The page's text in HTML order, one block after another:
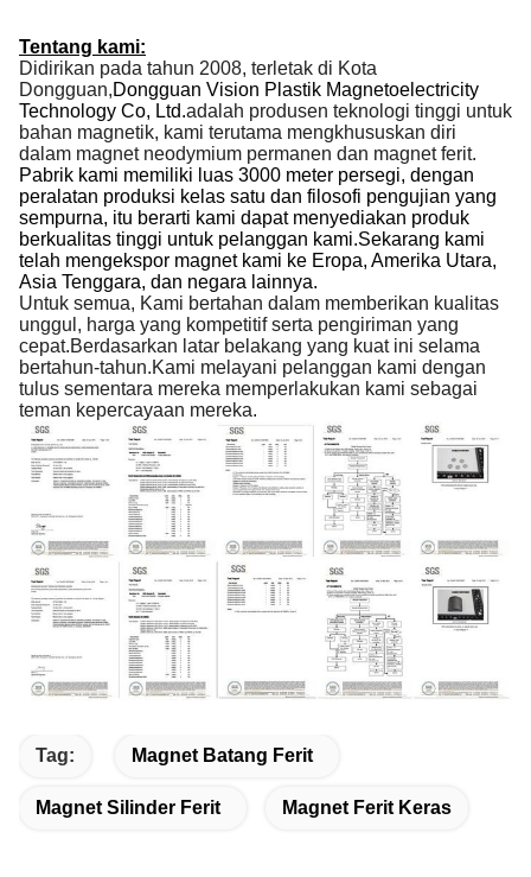
Tentang kami:
Didirikan pada tahun 2008, terletak di Kota
Dongguan,Dongguan Vision Plastik Magnetoelectricity
Technology Co, Ltd.adalah produsen teknologi tinggi untuk
bahan magnetik, kami terutama mengkhususkan diri
dalam magnet neodymium permanen dan magnet ferit.
Pabrik kami memiliki luas 3000 meter persegi, dengan
peralatan produksi kelas satu dan filosofi pengujian yang
sempurna, itu berarti kami dapat menyediakan produk
berkualitas tinggi untuk pelanggan kami.Sekarang kami
telah mengekspor magnet kami ke Eropa, Amerika Utara,
Asia Tenggara, dan negara lainnya.
Untuk semua, Kami bertahan dalam memberikan kualitas
unggul, harga yang kompetitif serta pengiriman yang
cepat.Berdasarkan latar belakang yang kuat ini selama
bertahun-tahun.Kami melayani pelanggan kami dengan
tulus sementara mereka memperlakukan kami sebagai
teman kepercayaan mereka.
Tag: Magnet Batang Ferit
Magnet Silinder Ferit Magnet Ferit Keras